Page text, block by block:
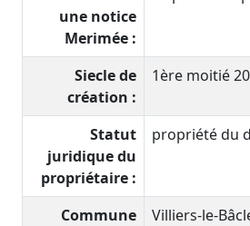
une notice
Merimée :
Siecle de
création :
1ère moitié
Statut
juridique du
propriétaire :
propriété du
Commune Villiers-le-